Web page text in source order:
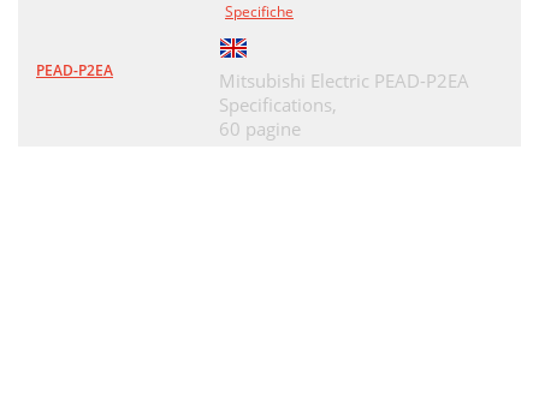
PEAD-P2EA
Specifiche
Mitsubishi Electric PEAD-P2EA
Specifications,
60 pagine